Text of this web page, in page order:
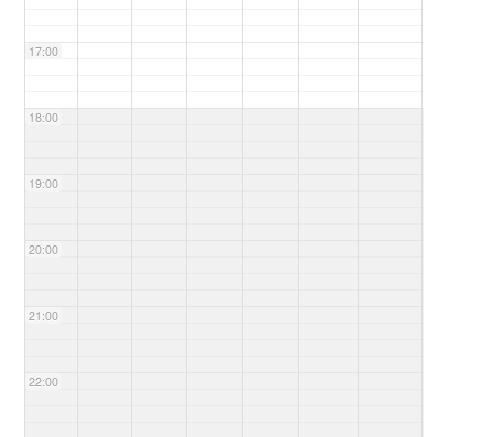
17:00
18:00
19:00
20:00
21:00
22:00